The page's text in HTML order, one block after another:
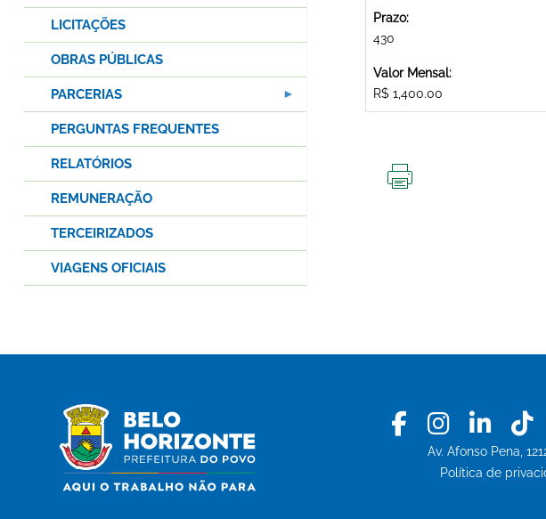
Prazo:
430
Valor Mensal:
R$ 1,400.00
LICITAÇÕES
OBRAS PÚBLICAS
PARCERIAS
PERGUNTAS FREQUENTES
RELATÓRIOS
REMUNERAÇÃO
TERCEIRIZADOS
VIAGENS OFICIAIS
Facebook
Av. Afonso Pena,
Política de